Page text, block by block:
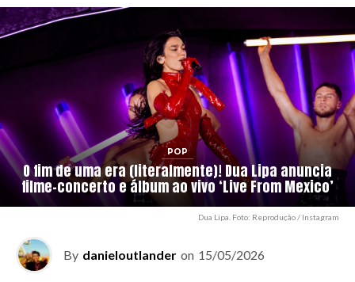
POP
O fim de uma era (literalmente)! Dua Lipa anuncia
filme-concerto e álbum ao vivo ‘Live From Mexico’
Dua Lipa. Foto: Reprodução / Instagram
By danieloutlander on 15/05/2026